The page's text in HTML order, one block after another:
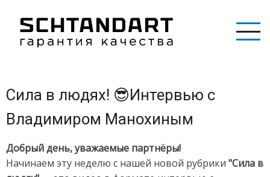
основному
Сила в людях! 😎Интервью с
Владимиром Манохиным
Добрый день, уважаемые партнёры!
Начинаем эту неделю с нашей новой рубрики "Сила в